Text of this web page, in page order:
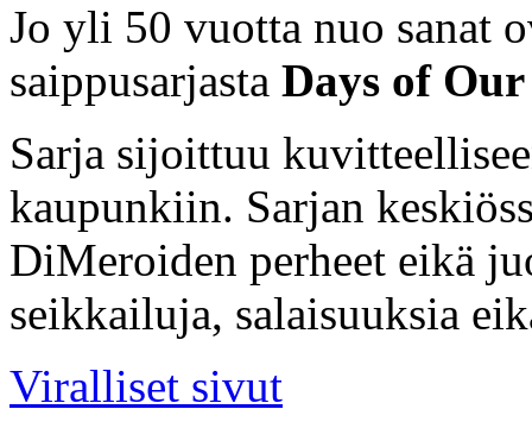
Jo yli 50 vuotta nuo sanat
saippusarjasta Days of
Sarja sijoittuu
kaupunkiin. Sarjan
DiMeroiden perheet eikä
seikkailuja, salaisuuksia
Viralliset sivut